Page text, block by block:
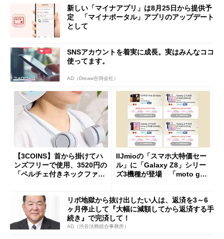
新しい「マイナアプリ」は8月25日から提供予
定 「マイナポータル」アプリのアップデート
として
SNSアカウントを着実に成長。実はみんなココ
使ってます。
AD（Dreaw合同会社）
【3COINS】首から掛けてハ
ンズフリーで使用、3520円の
「ペルチェ付きネックファ
IIJmioの「スマホ大特価セー
ル」に「Galaxy Z8」シリー
ズ3機種が登場 「moto g37
リボ地獄から抜け出したい人は、返済を3～6
ヶ月停止して『大幅に減額してから返済する手
続き』で完済して！
AD（渋谷法務総合事務所）